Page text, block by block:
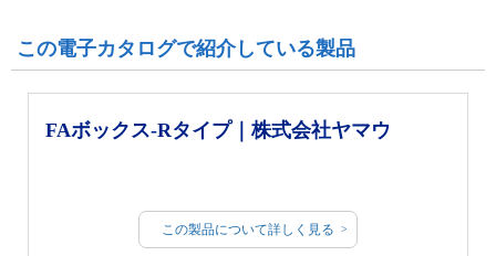
この電子カタログで紹介している製品
FAボックス-Rタイプ｜株式会社ヤマウ
この製品について詳しく見る